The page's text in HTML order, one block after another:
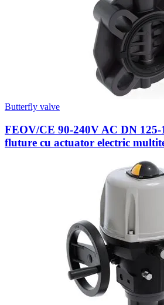
Butterfly valve
FEOV/CE 90-240V AC DN
fluture cu actuator electric